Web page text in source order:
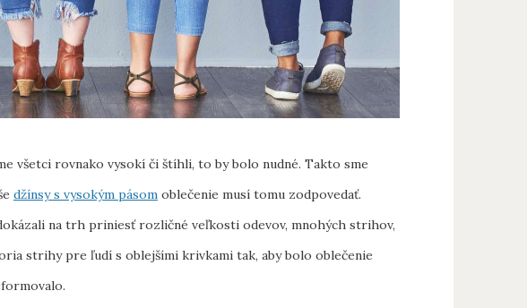
všetci rovnako vysokí či štíhli, to by bolo nudné. Takto sme
džínsy s vysokým pásom oblečenie musí tomu zodpovedať.
na trh priniesť rozličné veľkosti odevov, mnohých strihov,
strihy pre ľudí s oblejšími krivkami tak, aby bolo oblečenie